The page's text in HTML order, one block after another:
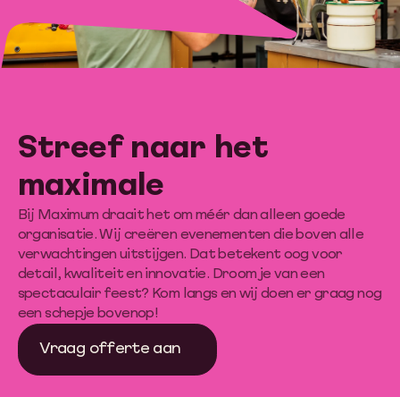
Streef naar het
maximale
Bij Maximum draait het om méér dan alleen goede
organisatie. Wij creëren evenementen die boven alle
verwachtingen uitstijgen. Dat betekent oog voor
detail, kwaliteit en innovatie. Droom je van een
spectaculair feest? Kom langs en wij doen er graag nog
een schepje bovenop!
Vraag offerte aan